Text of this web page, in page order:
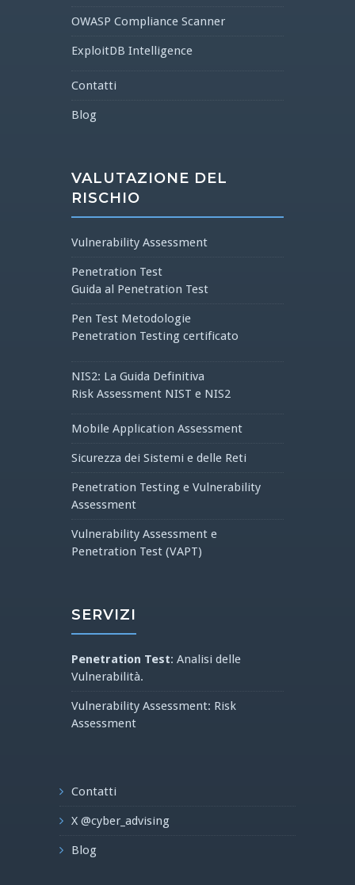
OWASP Compliance Scanner
ExploitDB Intelligence
Contatti
Blog
VALUTAZIONE DEL
RISCHIO
Vulnerability Assessment
Penetration Test
Guida al Penetration Test
Pen Test Metodologie
Penetration Testing certificato
NIS2: La Guida Definitiva
Risk Assessment NIST e NIS2
Mobile Application Assessment
Sicurezza dei Sistemi e delle Reti
Penetration Testing e Vulnerability
Assessment
Vulnerability Assessment e
Penetration Test (VAPT)
SERVIZI
Penetration Test: Analisi delle
Vulnerabilità.
Vulnerability Assessment: Risk
Assessment
Contatti
X @cyber_advising
Blog